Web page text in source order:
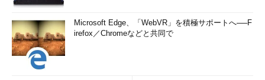
Microsoft Edge、「WebVR」を積極サポートへ──F
irefox／Chromeなどと共同で